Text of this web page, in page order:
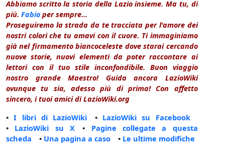
Abbiamo scritto la storia della Lazio insieme. Ma tu, di
più. Fabio per sempre...
Proseguiremo la strada da te tracciata per l'amore dei
nostri colori che tu amavi con il cuore. Ti immaginiamo
già nel firmamento biancoceleste dove starai cercando
nuove storie, nuovi elementi da poter raccontare ai
lettori con il tuo stile inconfondibile. Buon viaggio
nostro grande Maestro! Guida ancora LazioWiki
ovunque tu sia, adesso più di prima! Con affetto
sincero, i tuoi amici di LazioWiki.org
•I libri di LazioWiki • LazioWiki su Facebook
• LazioWiki su X • Pagine collegate a questa
scheda • Una pagina a caso • Le ultime modifiche